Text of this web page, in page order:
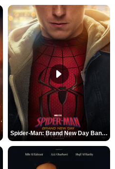
Spider-Man: Brand New Day Bande-annonce VO STFR